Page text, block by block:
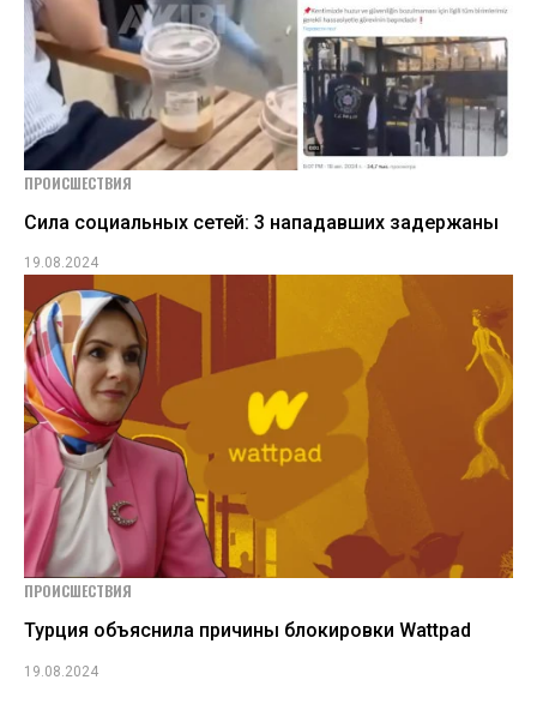
ПРОИСШЕСТВИЯ
Сила социальных сетей: 3 нападавших задержаны
19.08.2024
ПРОИСШЕСТВИЯ
Турция объяснила причины блокировки Wattpad
19.08.2024